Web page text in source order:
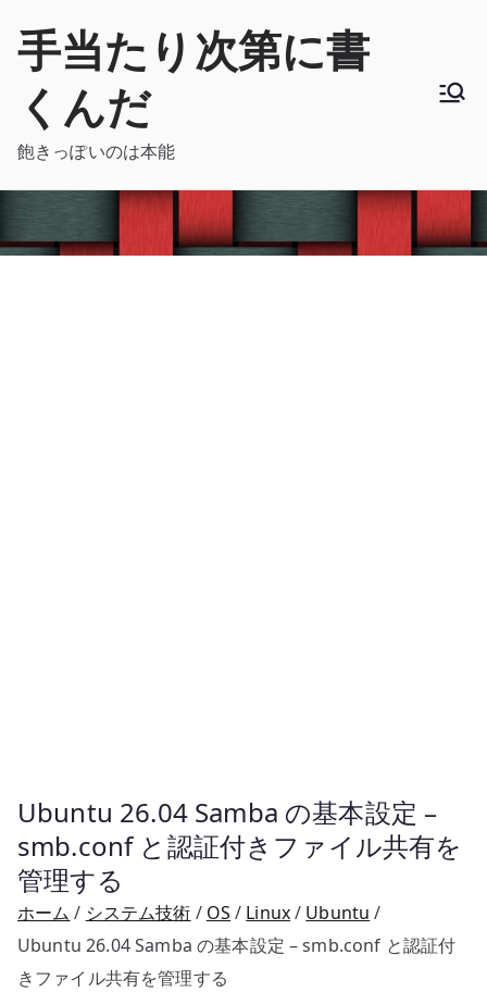
手当たり次第に書
くんだ
飽きっぽいのは本能
Ubuntu 26.04 Samba の基本設定 –
smb.conf と認証付きファイル共有を
管理する
ホーム システム技術 OS Linux
Ubuntu
Ubuntu 26.04 Samba の基本設定 – smb.conf と認証付
きファイル共有を管理する